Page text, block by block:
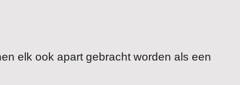
elk ook apart gebracht worden als een